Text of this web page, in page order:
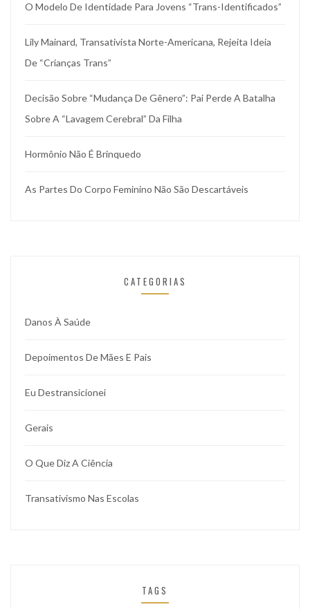
O Modelo De Identidade Para Jovens “trans-Identificados”
Lily Mainard, Transativista Norte-Americana, Rejeita Ideia
De “crianças Trans”
Decisão Sobre “mudança De Gênero”: Pai Perde A Batalha
Sobre A “lavagem Cerebral” Da Filha
Hormônio Não É Brinquedo
As Partes Do Corpo Feminino Não São Descartáveis
CATEGORIAS
Danos À Saúde
Depoimentos De Mães E Pais
Eu Destransicionei
Gerais
O Que Diz A Ciência
Transativismo Nas Escolas
TAGS